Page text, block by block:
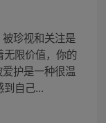
珍视和关注是
无限价值，你的
护是一种很温
到自己...